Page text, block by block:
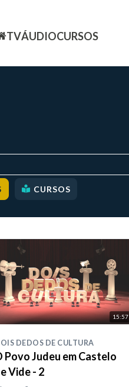
TVÁUDIOCURSOS
CURSOS
15:57
DEDOS DE CULTURA
Povo Judeu em Castelo
Vide - 2